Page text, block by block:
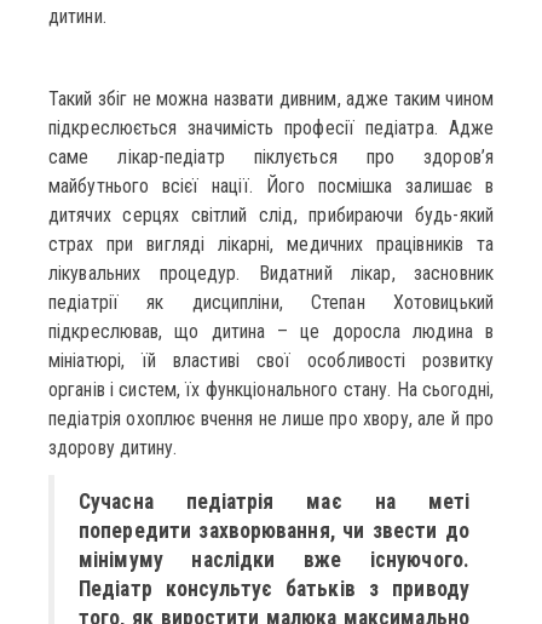
дитини.
Такий збіг не можна назвати дивним, адже таким чином
підкреслюється значимість професії педіатра. Адже
саме лікар-педіатр піклується про здоров’я
майбутнього всієї нації. Його посмішка залишає в
дитячих серцях світлий слід, прибираючи будь-який
страх при вигляді лікарні, медичних працівників та
лікувальних процедур. Видатний лікар, засновник
педіатрії як дисципліни, Степан Хотовицький
підкреслював, що дитина – це доросла людина в
мініатюрі, їй властиві свої особливості розвитку
органів і систем, їх функціонального стану. На сьогодні,
педіатрія охоплює вчення не лише про хвору, але й про
здорову дитину.
Сучасна педіатрія має на меті
попередити захворювання, чи звести до
мінімуму наслідки вже існуючого.
Педіатр консультує батьків з приводу
того, як виростити малюка максимально